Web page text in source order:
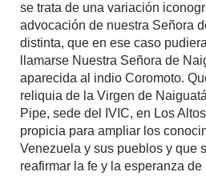
se trata de una variación
advocación de nuestra Señora
distinta, que en ese caso
llamarse Nuestra Señora de
aparecida al indio Coromoto.
reliquia de la Virgen de
Pipe, sede del IVIC, en Los
propicia para ampliar los
Venezuela y sus pueblos y que
reafirmar la fe y la esperanza de